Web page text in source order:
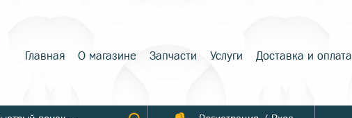
Главная О магазине Запчасти Услуги Доставка и оплата